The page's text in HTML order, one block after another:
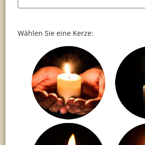
Wählen Sie eine Kerze: